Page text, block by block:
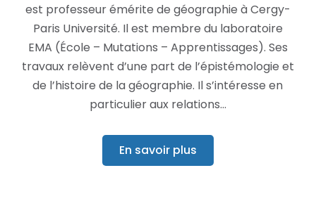
est professeur émérite de géographie à Cergy-
Paris Université. Il est membre du laboratoire
EMA (École – Mutations – Apprentissages). Ses
travaux relèvent d’une part de l’épistémologie et
de l’histoire de la géographie. Il s’intéresse en
particulier aux relations…
En savoir plus